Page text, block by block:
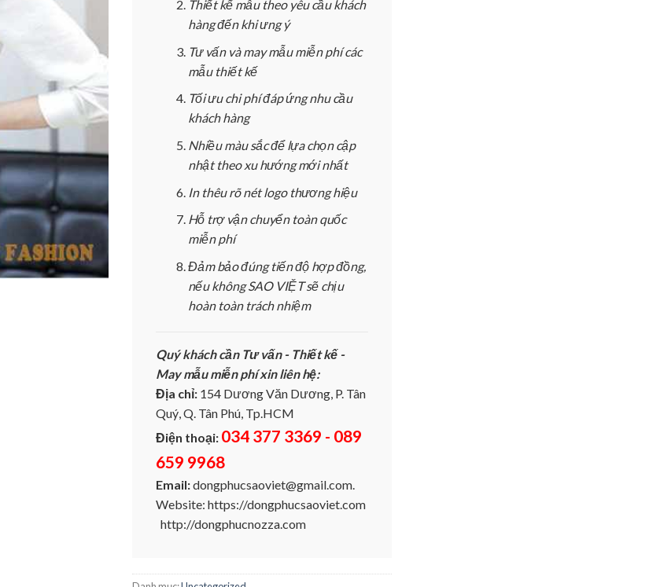
Thiết kế mẫu theo yêu cầu khách
hàng đến khi ưng ý
Tư vấn và may mẫu miễn phí các
mẫu thiết kế
Tối ưu chi phí đáp ứng nhu cầu
khách hàng
Nhiều màu sắc để lựa chọn cập
nhật theo xu hướng mới nhất
In thêu rõ nét logo thương hiệu
Hỗ trợ vận chuyển toàn quốc
miễn phí
Đảm bảo đúng tiến độ hợp đồng,
nếu không SAO VIỆT sẽ chịu
hoàn toàn trách nhiệm
Quý khách cần Tư vấn - Thiết kế -
May mẫu miễn phí xin liên hệ:
Địa chỉ: 154 Dương Văn Dương, P. Tân
Quý, Q. Tân Phú, Tp.HCM
Điện thoại: 034 377 3369 - 089
659 9968
Email:dongphucsaoviet@gmail.com.
Website: https://dongphucsaoviet.com
http://dongphucnozza.com